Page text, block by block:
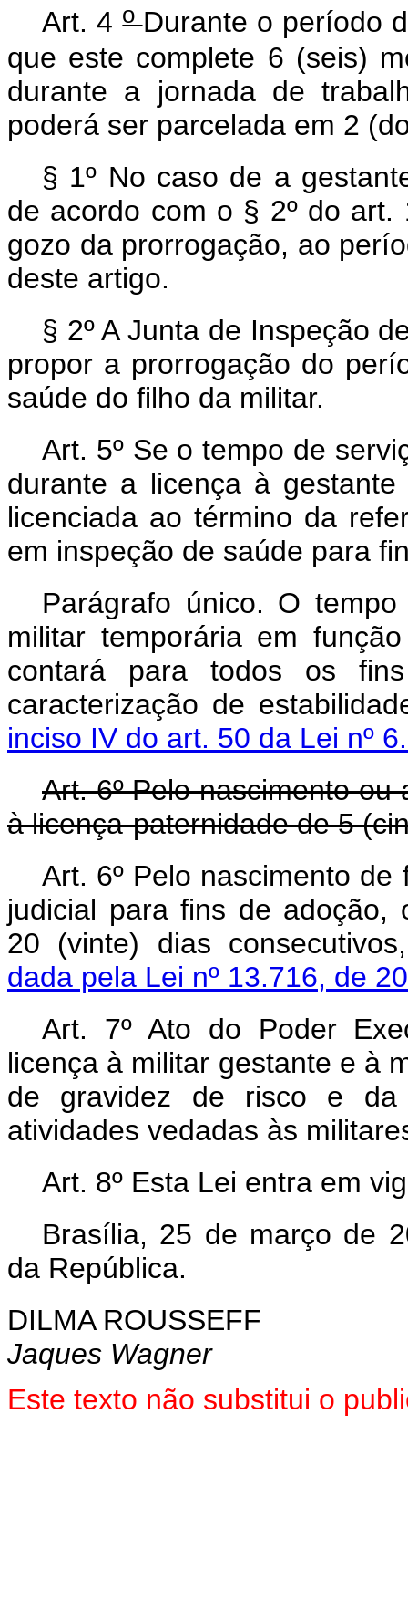
Art. 4o Durante o período
que este complete 6 (seis)
durante a jornada de
poderá ser parcelada em 2
§ 1º No caso de a
de acordo com o § 2º do
gozo da prorrogação, ao
deste artigo.
§ 2ºAJunta de Inspeção
propor a prorrogação do
saúde do filho da militar.
Art. 5º Se o tempo de
durante a licença à
licenciada ao término da
em inspeção de saúde para
Parágrafo único. O
militar temporária em
contará para todos os
caracterização de
inciso IV do art. 50 da Lei nº
Art. 6º Pelo nascimento
à licença-paternidade de 5
Art. 6º Pelo nascimento
judicial para fins de adoção,
20 (vinte) dias
dada pela Lei nº 13.716, de
Art. 7º Ato do Poder
licença à militar gestante e à
de gravidez de risco e da
atividades vedadas às
Art. 8º Esta Lei entra em
Brasília, 25 de março de
da República.
DILMA ROUSSEFF
Jaques Wagner
Este texto não substitui o